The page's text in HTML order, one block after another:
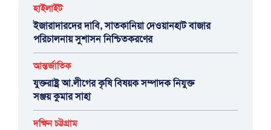
হাইলাইট
ইজারাদারদের দাবি, সাতকানিয়া দেওয়ানহাট বাজার
পরিচালনায় সুশাসন নিশ্চিতকরণের
আন্তর্জাতিক
যুক্তরাষ্ট্র আ.লীগের কৃষি বিষয়ক সম্পাদক নিযুক্ত
সঞ্জয় কুমার সাহা
দক্ষিন চট্টগ্রাম